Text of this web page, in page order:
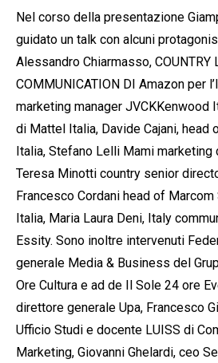
Nel corso della presentazione
guidato un talk con alcuni
Alessandro Chiarmasso, COUNTRY
COMMUNICATION DI Amazon per
marketing manager JVCKKenwood
di Mattel Italia, Davide Cajani, head
Italia, Stefano Lelli Mami marketing
Teresa Minotti country senior
Francesco Cordani head of
Italia, Maria Laura Deni, Italy
Essity. Sono inoltre intervenuti
generale Media & Business del
Ore Cultura e ad de Il Sole 24 ore
direttore generale Upa, Francesco
Ufficio Studi e docente LUISS di
Marketing, Giovanni Ghelardi, ceo